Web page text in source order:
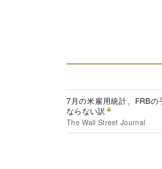
7月の米雇用統計、FRBの
ならない訳
The Wall Street Journal